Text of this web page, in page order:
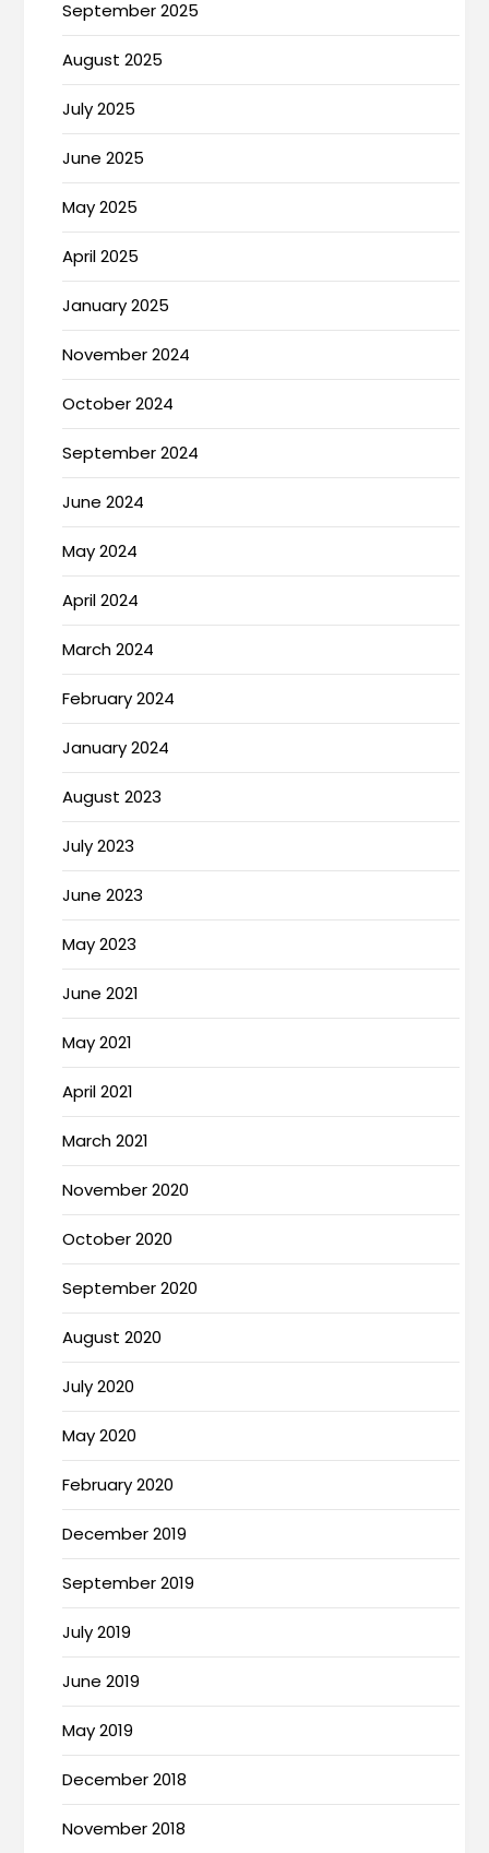
September 2025
August 2025
July 2025
June 2025
May 2025
April 2025
January 2025
November 2024
October 2024
September 2024
June 2024
May 2024
April 2024
March 2024
February 2024
January 2024
August 2023
July 2023
June 2023
May 2023
June 2021
May 2021
April 2021
March 2021
November 2020
October 2020
September 2020
August 2020
July 2020
May 2020
February 2020
December 2019
September 2019
July 2019
June 2019
May 2019
December 2018
November 2018